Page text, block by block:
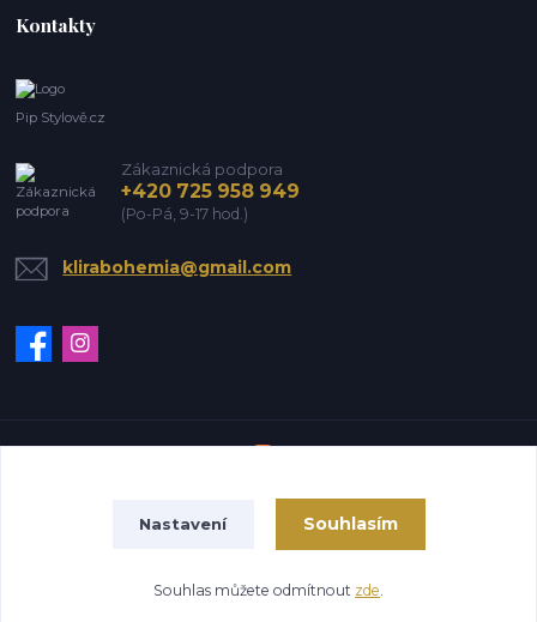
Kontakty
Pip Stylově.cz
Zákaznická podpora
+420 725 958 949
(Po-Pá, 9-17 hod.)
klirabohemia@gmail.com
Nastavení Souhlasím
Souhlas můžete odmítnout zde